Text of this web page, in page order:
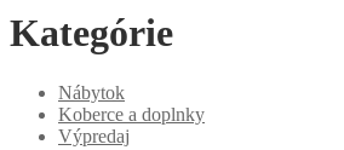
Kategórie
Nábytok
Koberce a doplnky
Výpredaj